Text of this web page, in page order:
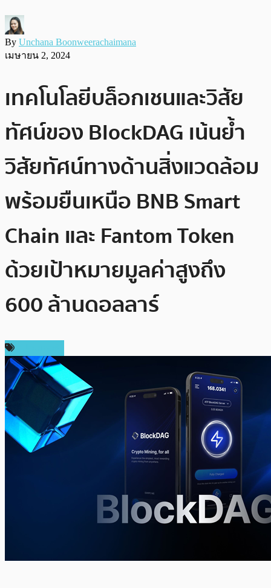
By Unchana Boonweerachaimana
เมษายน 2, 2024
เทคโนโลยีบล็อกเชนและวิสัย
ทัศน์ของ BlockDAG เน้นย้ำ
วิสัยทัศน์ทางด้านสิ่งแวดล้อม
พร้อมยืนเหนือ BNB Smart
Chain และ Fantom Token
ด้วยเป้าหมายมูลค่าสูงถึง
600 ล้านดอลลาร์